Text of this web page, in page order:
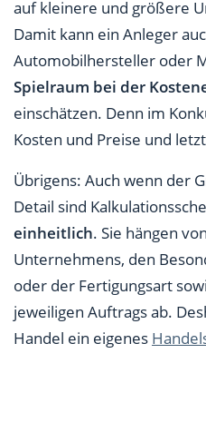
auf kleinere und größere
Damit kann ein Anleger
Automobilhersteller oder
Spielraum bei der
einschätzen. Denn im
Kosten und Preise und
Übrigens: Auch wenn der
Detail sind
einheitlich. Sie hängen
Unternehmens, den
oder der Fertigungsart
jeweiligen Auftrags ab.
Handel ein eigenes